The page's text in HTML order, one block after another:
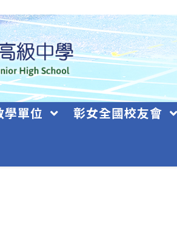
學單位 彰女全國校友會